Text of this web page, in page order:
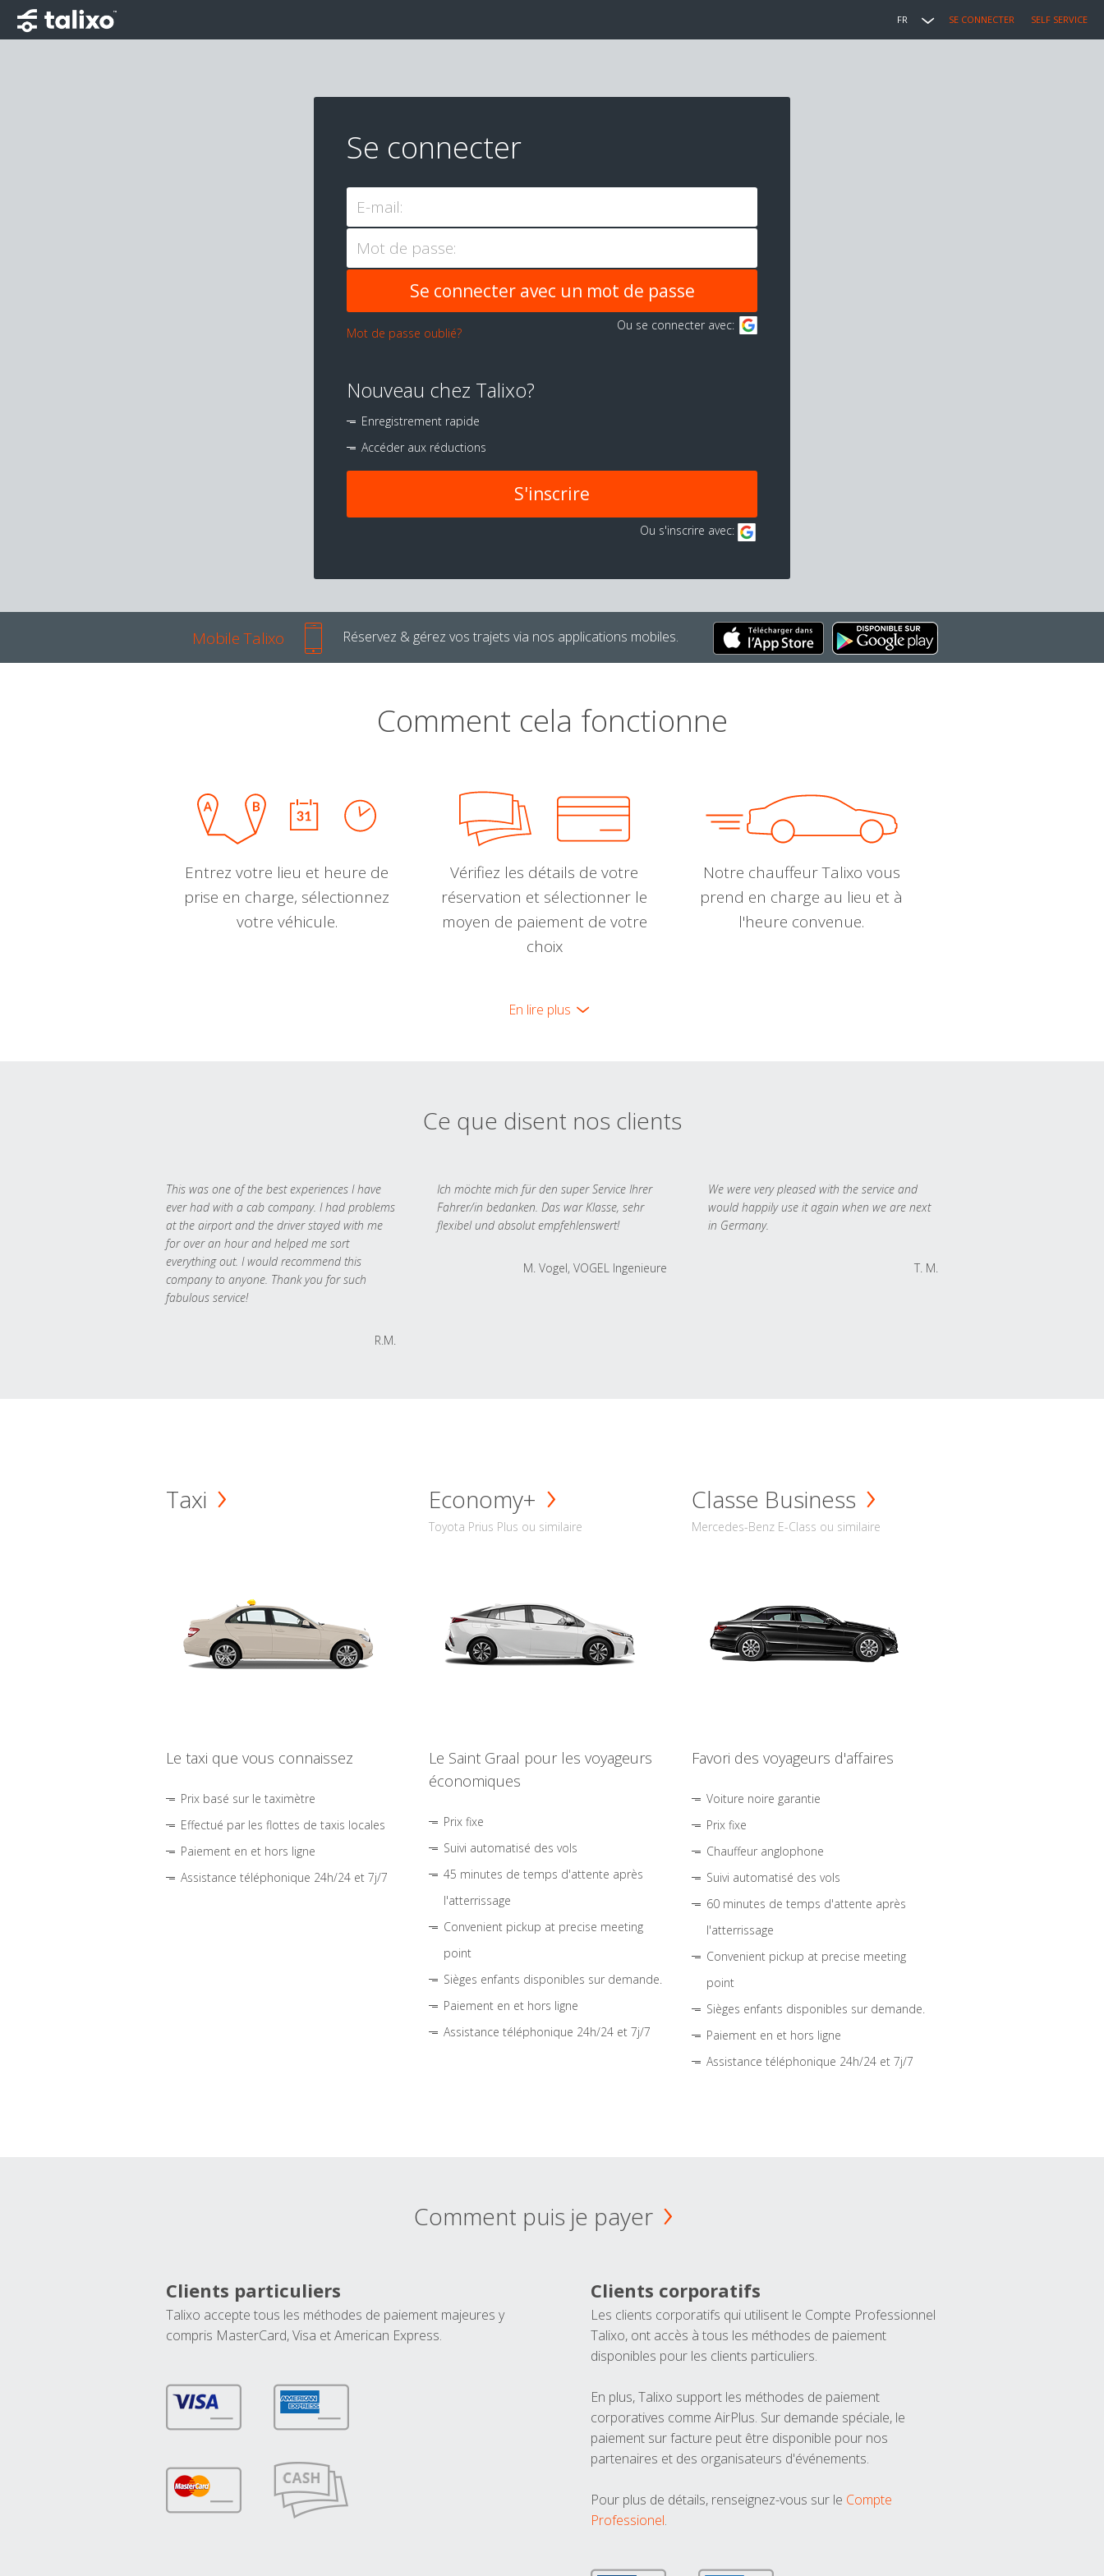
FR SE CONNECTER SELF SERVICE
Se connecter
E-mail:
Mot de passe:
Mot de passe oublié?
Ou se connecter avec:
Nouveau chez Talixo?
Enregistrement rapide
Accéder aux réductions
S'inscrire
Ou s'inscrire avec:
Mobile Talixo Réservez & gérez vos trajets via nos applications mobiles.
Comment cela fonctionne
Entrez votre lieu et heure de
prise en charge, sélectionnez
votre véhicule.
Vérifiez les détails de votre
réservation et sélectionner le
moyen de paiement de votre
choix
Notre chauffeur Talixo vous
prend en charge au lieu et à
l'heure convenue.
En lire plus
Ce que disent nos clients
This was one of the best experiences I have
ever had with a cab company. I had problems
at the airport and the driver stayed with me
for over an hour and helped me sort
everything out. I would recommend this
company to anyone. Thank you for such
fabulous service!
R.M.
Ich möchte mich für den super Service Ihrer
Fahrer/in bedanken. Das war Klasse, sehr
flexibel und absolut empfehlenswert!
M. Vogel, VOGEL Ingenieure
We were very pleased with the service and
would happily use it again when we are next
in Germany.
T. M.
Taxi
Le taxi que vous connaissez
Prix basé sur le taximètre
Effectué par les flottes de taxis locales
Paiement en et hors ligne
Assistance téléphonique 24h/24 et 7j/7
Economy+
Toyota Prius Plus ou similaire
Le Saint Graal pour les voyageurs
économiques
Prix fixe
Suivi automatisé des vols
45 minutes de temps d'attente après
l'atterrissage
Convenient pickup at precise meeting
point
Sièges enfants disponibles sur demande.
Paiement en et hors ligne
Assistance téléphonique 24h/24 et 7j/7
Classe Business
Mercedes-Benz E-Class ou similaire
Favori des voyageurs d'affaires
Voiture noire garantie
Prix fixe
Chauffeur anglophone
Suivi automatisé des vols
60 minutes de temps d'attente après
l'atterrissage
Convenient pickup at precise meeting
point
Sièges enfants disponibles sur demande.
Paiement en et hors ligne
Assistance téléphonique 24h/24 et 7j/7
Comment puis je payer
Clients particuliers
Talixo accepte tous les méthodes de paiement majeures y
compris MasterCard, Visa et American Express.
Clients corporatifs
Les clients corporatifs qui utilisent le Compte Professionnel
Talixo, ont accès à tous les méthodes de paiement
disponibles pour les clients particuliers.
En plus, Talixo support les méthodes de paiement
corporatives comme AirPlus. Sur demande spéciale, le
paiement sur facture peut être disponible pour nos
partenaires et des organisateurs d'événements.
Pour plus de détails, renseignez-vous sur le Compte
Professionel.